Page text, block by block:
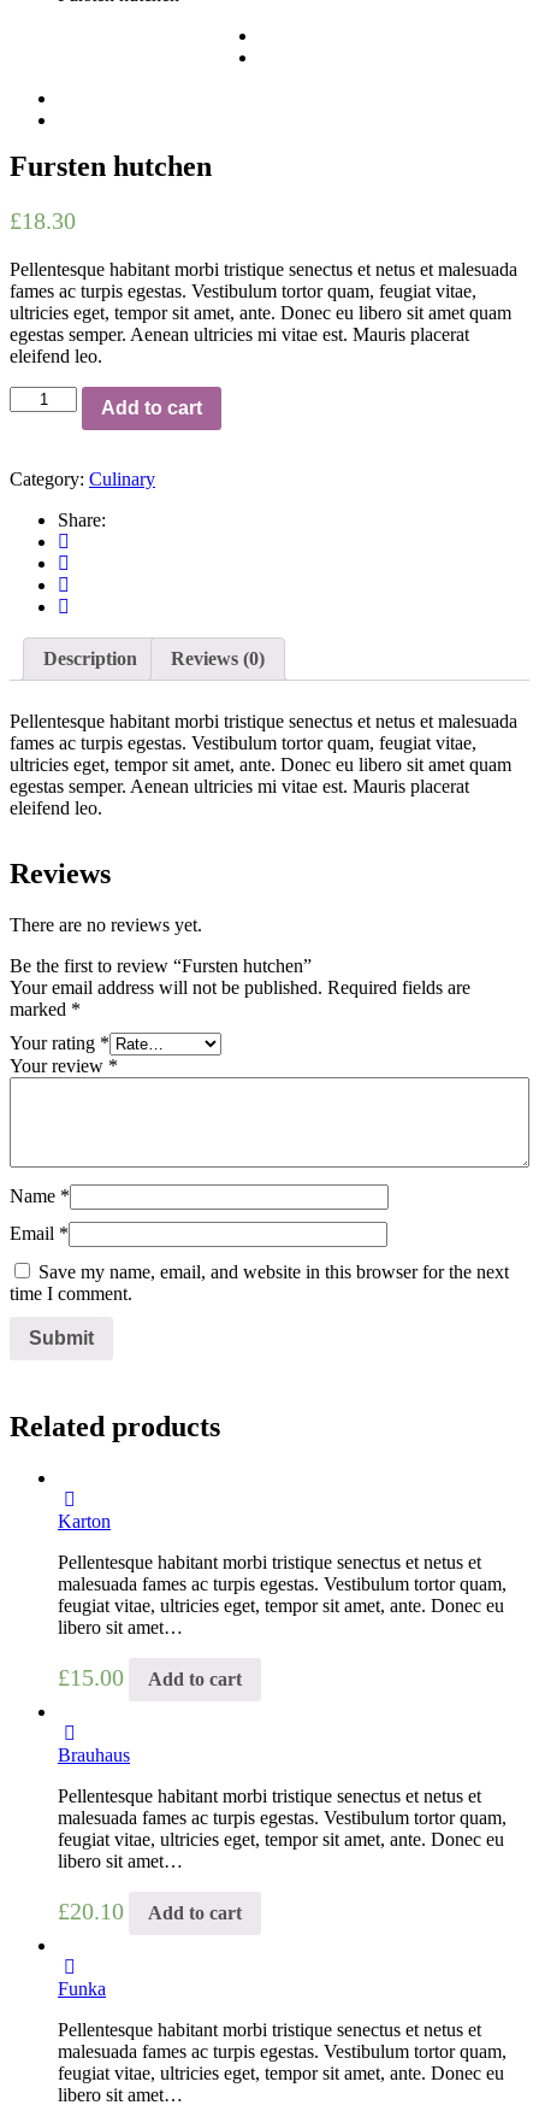
Fursten hutchen
£18.30
Pellentesque habitant morbi tristique senectus et netus et malesuada
fames ac turpis egestas. Vestibulum tortor quam, feugiat vitae,
ultricies eget, tempor sit amet, ante. Donec eu libero sit amet quam
egestas semper. Aenean ultricies mi vitae est. Mauris placerat
eleifend leo.
Fursten
hutchen
Add to cart
Category: Culinary
Share:
Description Reviews (0)
Pellentesque habitant morbi tristique senectus et netus et malesuada
fames ac turpis egestas. Vestibulum tortor quam, feugiat vitae,
ultricies eget, tempor sit amet, ante. Donec eu libero sit amet quam
egestas semper. Aenean ultricies mi vitae est. Mauris placerat
eleifend leo.
Reviews
There are no reviews yet.
Be the first to review “Fursten hutchen”
Your email address will not be published. Required fields are
marked *
Your rating *
Your review *
Name *
Email *
Save my name, email, and website in this browser for the next
time I comment.
Related products
Karton
Pellentesque habitant morbi tristique senectus et netus et
malesuada fames ac turpis egestas. Vestibulum tortor quam,
feugiat vitae, ultricies eget, tempor sit amet, ante. Donec eu
libero sit amet…
£15.00 Add to cart
Brauhaus
Pellentesque habitant morbi tristique senectus et netus et
malesuada fames ac turpis egestas. Vestibulum tortor quam,
feugiat vitae, ultricies eget, tempor sit amet, ante. Donec eu
libero sit amet…
£20.10 Add to cart
Funka
Pellentesque habitant morbi tristique senectus et netus et
malesuada fames ac turpis egestas. Vestibulum tortor quam,
feugiat vitae, ultricies eget, tempor sit amet, ante. Donec eu
libero sit amet…